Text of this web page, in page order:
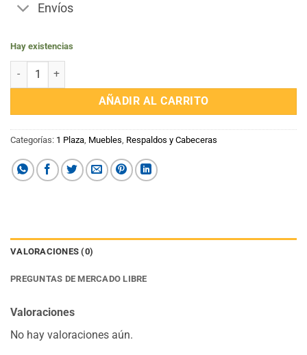
Envíos
Hay existencias
Respaldo 1 Plaza Cuerina cantidad
AÑADIR AL CARRITO
Categorías: 1 Plaza Muebles Respaldos y Cabeceras
VALORACIONES (0)
PREGUNTAS DE MERCADO LIBRE
Valoraciones
No hay valoraciones aún.